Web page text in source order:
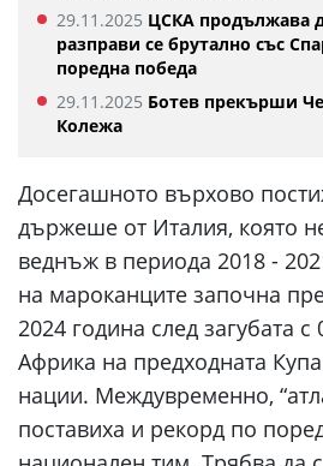
29.11.2025 ЦСКА продължава
разправи се брутално със
поредна победа
29.11.2025 Ботев прекърши
Колежа
Досегашното върхово
държеше от Италия, която
веднъж в периода 2018 -
на мароканците започна
2024 година след загубата
Африка на предходната
нации. Междувременно,
поставиха и рекорд по